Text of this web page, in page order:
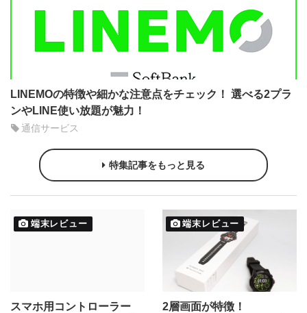
LINEMOの特徴や細かな注意点をチェック！ 選べる2プラ
ンやLINE使い放題が魅力！
通信サービス
特集記事をもっと見る
端末レビュー
スマホ用コントローラー
端末レビュー
2層画面が特徴！